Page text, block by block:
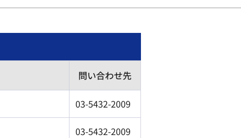
問い合わせ先
03-5432-2009
03-5432-2009